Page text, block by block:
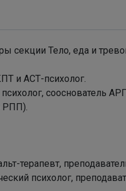
секции Тело, еда и
и АСТ-психолог.
психолог, сооснователь
РПП).
терапевт,
психолог,